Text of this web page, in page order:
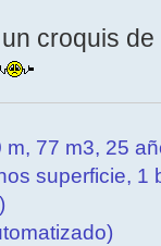
croquis
m, 77 m3, 25
superficie, 1